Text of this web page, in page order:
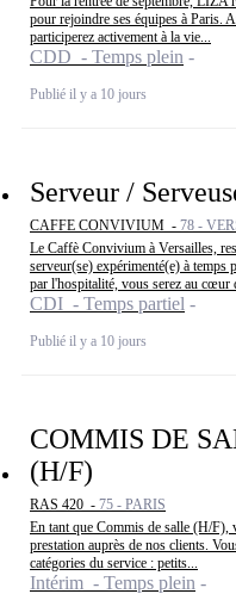
pour rejoindre ses équipes à Paris.
participerez activement à la vie...
CDD - Temps plein
Publié il y a 10 jours
Serveur /
CAFFE CONVIVIUM - 78 -
Le Caffè Convivium à Versailles,
serveur(se) expérimenté(e) à
par l'hospitalité, vous serez au cœur
CDI - Temps partiel
Publié il y a 10 jours
COMMIS DE
(H/F)
RAS 420 - 75 - PARIS
En tant que Commis de salle (H/F),
prestation auprès de nos clients.
catégories du service : petits...
Intérim - Temps plein